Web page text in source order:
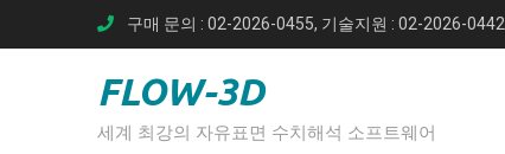
to
구매 문의 : 02-2026-0455, 기술지원 : 02-2026-0442
FLOW-3D
세계 최강의 자유표면 수치해석 소프트웨어